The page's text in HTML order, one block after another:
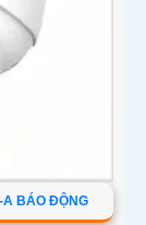
A BÁO ĐỘNG